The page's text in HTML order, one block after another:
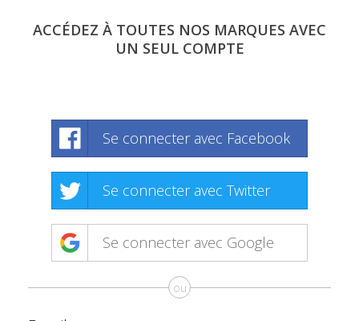
ACCÉDEZ À TOUTES NOS MARQUES AVEC
UN SEUL COMPTE
Se connecter avec Facebook
Se connecter avec Twitter
Se connecter avec Google
ou